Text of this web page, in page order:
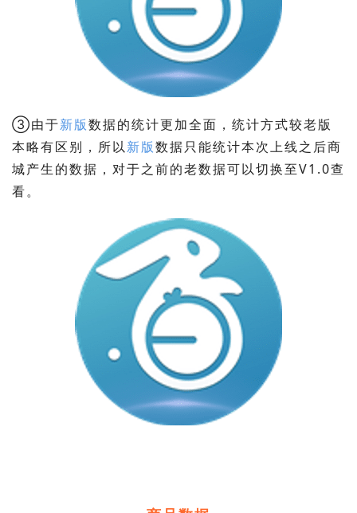
③由于新版数据的统计更加全面，统计方式较老版
本略有区别，所以新版数据只能统计本次上线之后商
城产生的数据，对于之前的老数据可以切换至V1.0查
看。